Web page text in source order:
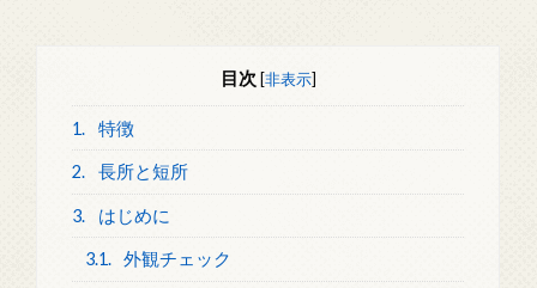
目次 [非表示]
1. 特徴
2. 長所と短所
3. はじめに
3.1. 外観チェック